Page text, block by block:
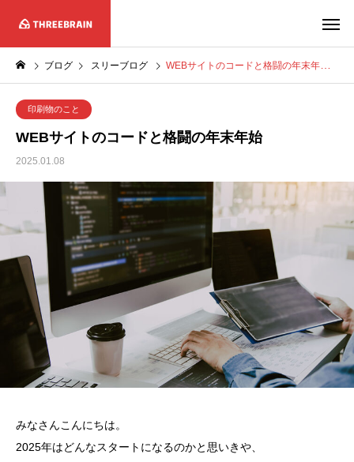
ブログ スリーブログ WEBサイトのコードと格闘の年末年始
印刷物のこと
WEBサイトのコードと格闘の年末年始
2025.01.08
みなさんこんにちは。
2025年はどんなスタートになるのかと思いきや、